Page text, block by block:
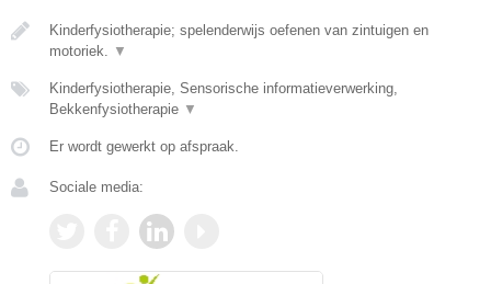
Kinderfysiotherapie; spelenderwijs oefenen van zintuigen en
motoriek. ▼
Kinderfysiotherapie, Sensorische informatieverwerking,
Bekkenfysiotherapie ▼
Er wordt gewerkt op afspraak.
Sociale media: